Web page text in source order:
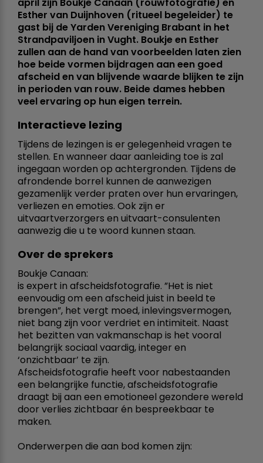
Esther van Duijnhoven (ritueel begeleider) te
gast bij de Yarden Vereniging Brabant in het
Strandpaviljoen in Vught. Boukje en Esther
zullen aan de hand van voorbeelden laten zien
hoe beide vormen bijdragen aan een goed
afscheid en van blijvende waarde blijken te zijn
in perioden van rouw. Beide dames hebben
veel ervaring op hun eigen terrein.
Interactieve lezing
Tijdens de lezingen is er gelegenheid vragen te
stellen. En wanneer daar aanleiding toe is zal
ingegaan worden op achtergronden. Tijdens de
afrondende borrel kunnen de aanwezigen
gezamenlijk verder praten over hun ervaringen,
verliezen en emoties. Ook zijn er
uitvaartverzorgers en uitvaart-consulenten
aanwezig die u te woord kunnen staan.
Over de sprekers
Boukje Canaan:
is expert in afscheidsfotografie. ”Het is niet
eenvoudig om een afscheid juist in beeld te
brengen”, het vergt moed, inlevingsvermogen,
niet bang zijn voor verdriet en intimiteit. Naast
het bezitten van vakmanschap is het vooral
belangrijk sociaal vaardig, integer en
‘onzichtbaar’ te zijn.
Afscheidsfotografie heeft voor nabestaanden
een belangrijke functie, afscheidsfotografie
draagt bij aan een emotioneel gezondere wereld
door verlies zichtbaar én bespreekbaar te
maken.
Onderwerpen die aan bod komen zijn: